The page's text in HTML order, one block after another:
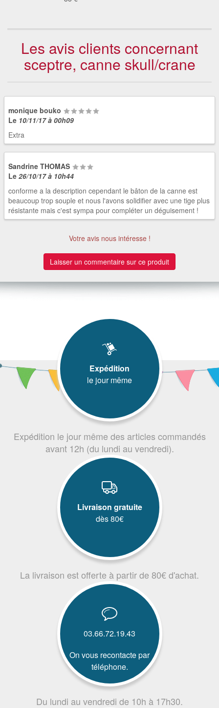
Les avis clients concernant
sceptre, canne skull/crane
monique bouko
Le 10/11/17 à 00h09
Extra
Sandrine THOMAS
Le 26/10/17 à 10h44
conforme a la description cependant le bâton de la canne est
beaucoup trop souple et nous l'avons solidifier avec une tige plus
résistante mais c'est sympa pour compléter un déguisement !
Votre avis nous intéresse !
Laisser un commentaire sur ce produit
Expédition
le jour même
Expédition le jour même des articles commandés
avant 12h (du lundi au vendredi).
Livraison gratuite
dès 80€
La livraison est offerte à partir de 80€ d'achat.
03.66.72.19.43
On vous recontacte par
téléphone.
Du lundi au vendredi de 10h à 17h30.